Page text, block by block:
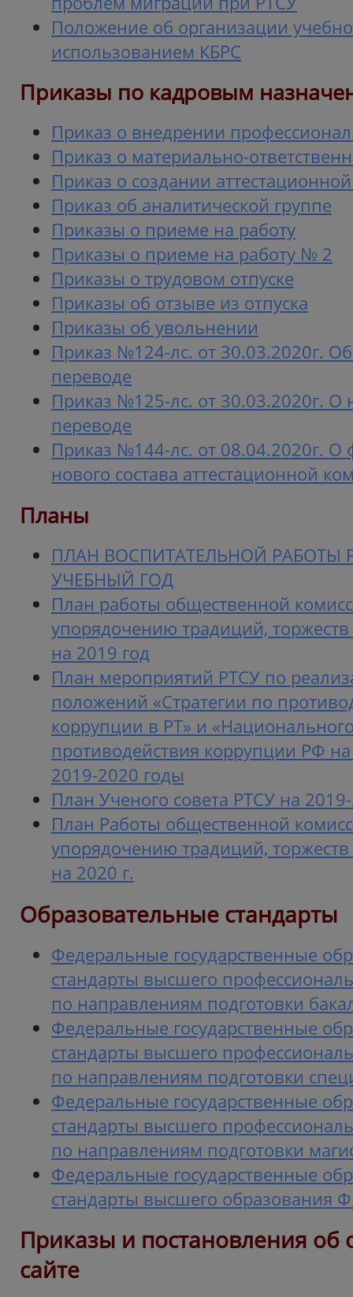
Положение об организации
использованием КБРС
Приказы по кадровым
Приказ о внедрении
Приказ о материально-
Приказ о создании
Приказ об аналитической группе
Приказы о приеме на работу
Приказы о приеме на работу № 2
Приказы о трудовом отпуске
Приказы об отзыве из отпуска
Приказы об увольнении
Приказ №124-лс. от 30.03.2020г.
переводе
Приказ №125-лс. от 30.03.2020г. О
переводе
Приказ №144-лс. от 08.04.2020г.
нового состава аттестационной
Планы
ПЛАН ВОСПИТАТЕЛЬНОЙ РАБОТЫ
УЧЕБНЫЙ ГОД
План работы общественной
упорядочению традиций,
на 2019 год
План мероприятий РТСУ по
положений «Стратегии по
коррупции в РТ» и
противодействия коррупции РФ
2019-2020 годы
План Ученого совета РТСУ на
План Работы общественной
упорядочению традиций,
на 2020 г.
Образовательные стандарты
Федеральные государственные
стандарты высшего
по направлениям подготовки
Федеральные государственные
стандарты высшего
по направлениям подготовки
Федеральные государственные
стандарты высшего
по направлениям подготовки
Федеральные государственные
стандарты высшего образования
Приказы и постановления
сайте